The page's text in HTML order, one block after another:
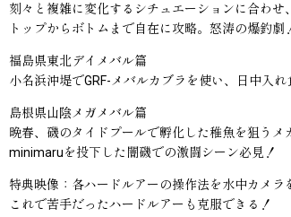
刻々と複雑に変化するシチュエーションに合わ
トップからボトムまで自在に攻略。怒涛の爆釣劇
福島県東北デイメバル篇
小名浜沖堤でGRF-メバルカブラを使い、日中入
島根県山陰メガメバル篇
晩春、磯のタイドプールで孵化した稚魚を狙う
minimaruを投下した闇磯での激闘シーン必見！
特典映像：各ハードルアーの操作法を水中カメラ
これで苦手だったハードルアーも克服できる！